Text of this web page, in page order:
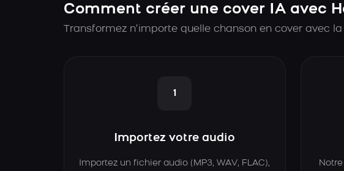
Comment créer une cover IA avec
Transformez n’importe quelle chanson en cover avec
1
Importez votre audio
Importez un fichier audio (MP3, WAV, FLAC),